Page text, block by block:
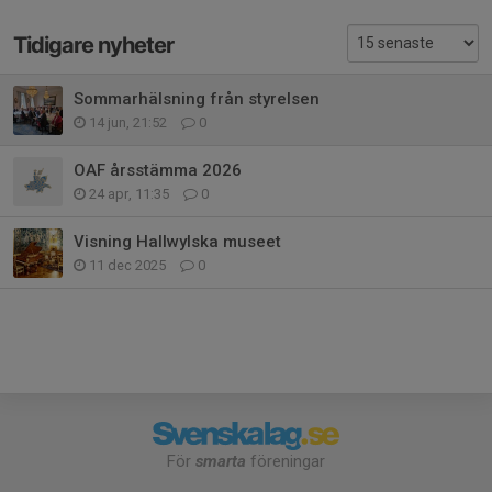
Tidigare nyheter
Sommarhälsning från styrelsen
14 jun, 21:52 0
OAF årsstämma 2026
24 apr, 11:35 0
Visning Hallwylska museet
11 dec 2025 0
För smarta föreningar